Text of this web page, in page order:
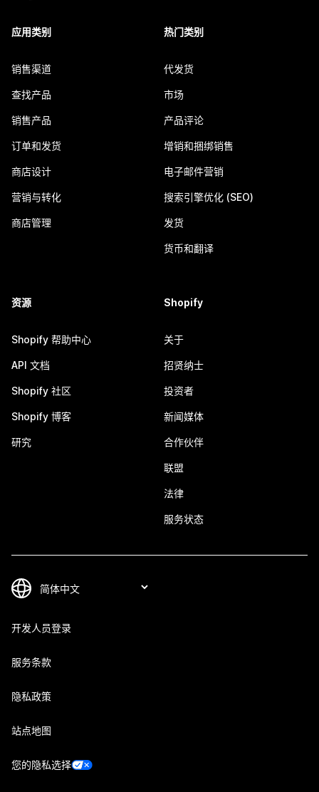
应用类别
销售渠道
查找产品
销售产品
订单和发货
商店设计
营销与转化
商店管理
热门类别
代发货
市场
产品评论
增销和捆绑销售
电子邮件营销
搜索引擎优化 (SEO)
发货
货币和翻译
资源
Shopify 帮助中心
API 文档
Shopify 社区
Shopify 博客
研究
Shopify
关于
招贤纳士
投资者
新闻媒体
合作伙伴
联盟
法律
服务状态
开发人员登录
服务条款
隐私政策
站点地图
您的隐私选择